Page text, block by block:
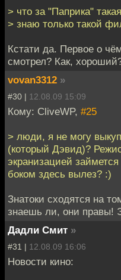
> что за "Паприка"
> знаю только такой
Кстати да. Первое о
смотрел? Как,
vovan3312 »
#30 | 12.08.09 15:09
Кому: CliveWP, #25
> люди, я не могу
(который Дэвид)?
экранизацией
боком здесь вылез? :)
Знатоки сходятся на
знаешь ли, они правы!
Дадли Смит »
#31 | 12.08.09 16:06
Новости кино: